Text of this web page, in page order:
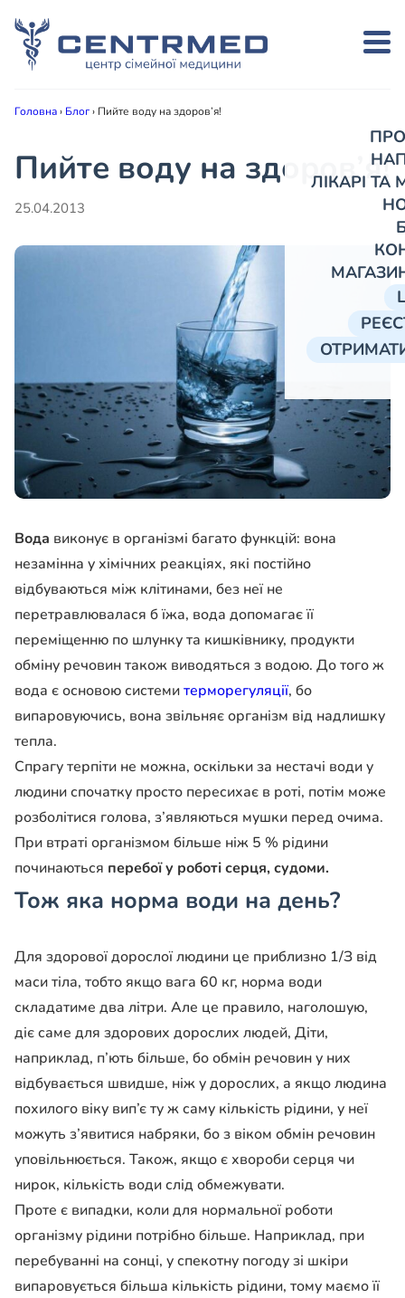
ЛІКАРІ
Головна› Блог› Пийте воду на здоров’я!
Пийте воду на здоров’я!
25.04.2013
Вода виконує в організмі багато функцій: вона
незамінна у хімічних реакціях, які постійно
відбуваються між клітинами, без неї не
перетравлювалася б їжа, вода допомагає її
переміщенню по шлунку та кишківнику, продукти
обміну речовин також виводяться з водою. До того ж
вода є основою системитерморегуляції, бо
випаровуючись, вона звільняє організм від надлишку
тепла.
Спрагу терпіти не можна, оскільки за нестачі води у
людини спочатку просто пересихає в роті, потім може
розболітися голова, з’являються мушки перед очима.
При втраті організмом більше ніж 5 % рідини
починаються перебої у роботі серця, судоми.
Тож яка норма води на день?
Для здорової дорослої людини це приблизно 1/З від
маси тіла, тобто якщо вага 60 кг, норма води
складатиме два літри. Але це правило, наголошую,
діє саме для здорових дорослих людей, Діти,
наприклад, п’ють більше, бо обмін речовин у них
відбувається швидше, ніж у дорослих, а якщо людина
похилого віку вип’є ту ж саму кількість рідини, у неї
можуть з’явитися набряки, бо з віком обмін речовин
уповільнюється. Також, якщо є хвороби серця чи
нирок, кількість води слід обмежувати.
Проте є випадки, коли для нормальної роботи
організму рідини потрібно більше. Наприклад, при
перебуванні на сонці, у спекотну погоду зі шкіри
випаровується більша кількість рідини, тому маємо її